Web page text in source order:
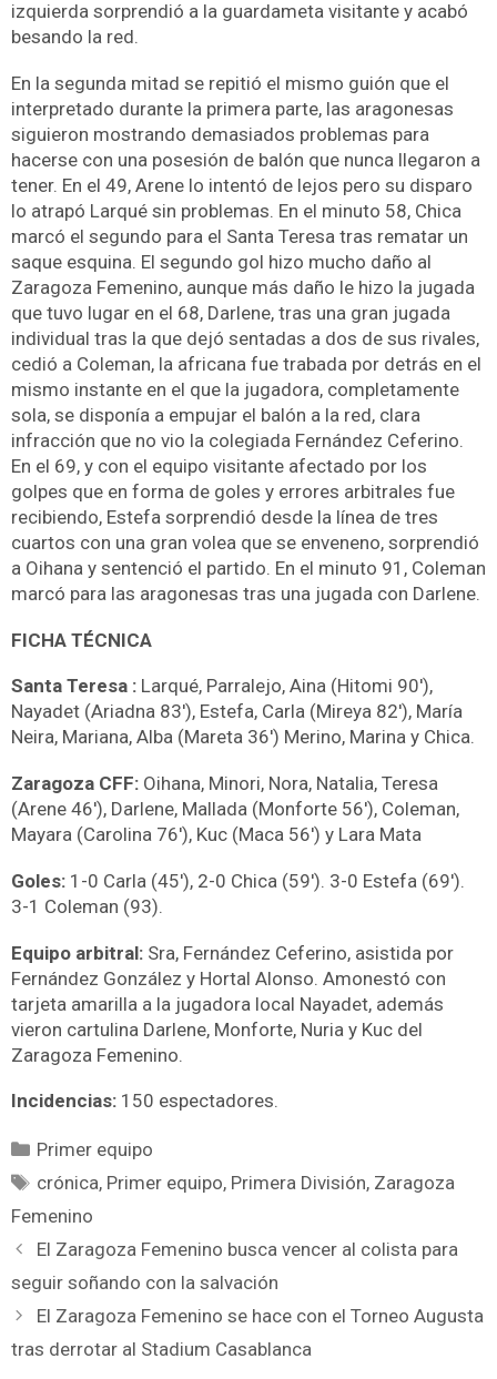
izquierda sorprendió a la guardameta visitante y acabó
besando la red.
En la segunda mitad se repitió el mismo guión que el
interpretado durante la primera parte, las aragonesas
siguieron mostrando demasiados problemas para
hacerse con una posesión de balón que nunca llegaron a
tener. En el 49, Arene lo intentó de lejos pero su disparo
lo atrapó Larqué sin problemas. En el minuto 58, Chica
marcó el segundo para el Santa Teresa tras rematar un
saque esquina. El segundo gol hizo mucho daño al
Zaragoza Femenino, aunque más daño le hizo la jugada
que tuvo lugar en el 68, Darlene, tras una gran jugada
individual tras la que dejó sentadas a dos de sus rivales,
cedió a Coleman, la africana fue trabada por detrás en el
mismo instante en el que la jugadora, completamente
sola, se disponía a empujar el balón a la red, clara
infracción que no vio la colegiada Fernández Ceferino.
En el 69, y con el equipo visitante afectado por los
golpes que en forma de goles y errores arbitrales fue
recibiendo, Estefa sorprendió desde la línea de tres
cuartos con una gran volea que se enveneno, sorprendió
a Oihana y sentenció el partido. En el minuto 91, Coleman
marcó para las aragonesas tras una jugada con Darlene.
FICHA TÉCNICA
Santa Teresa : Larqué, Parralejo, Aina (Hitomi 90′),
Nayadet (Ariadna 83′), Estefa, Carla (Mireya 82′), María
Neira, Mariana, Alba (Mareta 36′) Merino, Marina y Chica.
Zaragoza CFF: Oihana, Minori, Nora, Natalia, Teresa
(Arene 46′), Darlene, Mallada (Monforte 56′), Coleman,
Mayara (Carolina 76′), Kuc (Maca 56′) y Lara Mata
Goles: 1-0 Carla (45′), 2-0 Chica (59′). 3-0 Estefa (69′).
3-1 Coleman (93).
Equipo arbitral: Sra, Fernández Ceferino, asistida por
Fernández González y Hortal Alonso. Amonestó con
tarjeta amarilla a la jugadora local Nayadet, además
vieron cartulina Darlene, Monforte, Nuria y Kuc del
Zaragoza Femenino.
Incidencias: 150 espectadores.
Primer equipo
crónica, Primer equipo, Primera División, Zaragoza
Femenino
El Zaragoza Femenino busca vencer al colista para
seguir soñando con la salvación
El Zaragoza Femenino se hace con el Torneo Augusta
tras derrotar al Stadium Casablanca